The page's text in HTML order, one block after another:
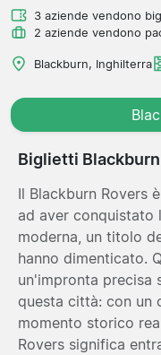
3 aziende vendono
2 aziende vendono
Blackburn, Inghilterra
Biglietti
Il Blackburn Rovers
ad aver conquistato
moderna, un titolo
hanno dimenticato.
un'impronta precisa
questa città: con un
momento storico
Rovers significa